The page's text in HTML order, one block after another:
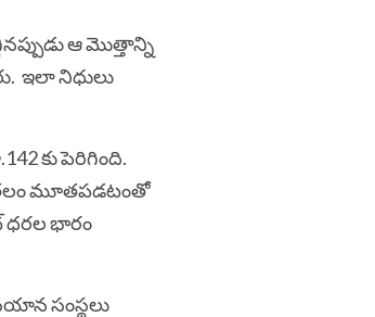
ఆ మొత్తాన్ని
ఇలా నిధులు
కు పెరిగింది.
మూతపడటంతో
ధరల భారం
సంస్థలు